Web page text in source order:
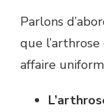
Parlons
que
affaire